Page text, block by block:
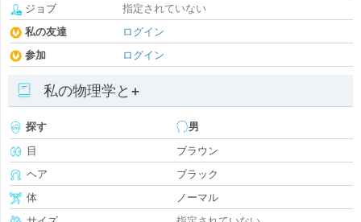
ジョブ
指定されていない
私の友達
ログイン
参加
ログイン
私の物理学と+
探す
男
目
ブラウン
ヘア
ブラック
体
ノーマル